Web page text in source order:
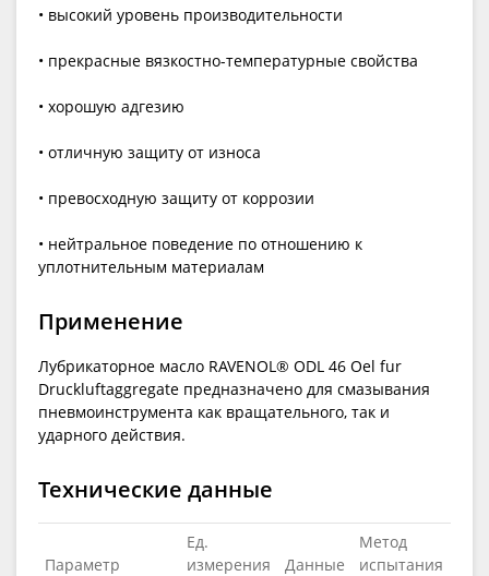
• высокий уровень производительности
• прекрасные вязкостно-температурные свойства
• хорошую адгезию
• отличную защиту от износа
• превосходную защиту от коррозии
• нейтральное поведение по отношению к
уплотнительным материалам
Применение
Лубрикаторное масло RAVENOL® ODL 46 Oel fur
Druckluftaggregate предназначено для смазывания
пневмоинструмента как вращательного, так и
ударного действия.
Технические данные
Параметр
Ед.
измерения
Данные
Метод
испытания